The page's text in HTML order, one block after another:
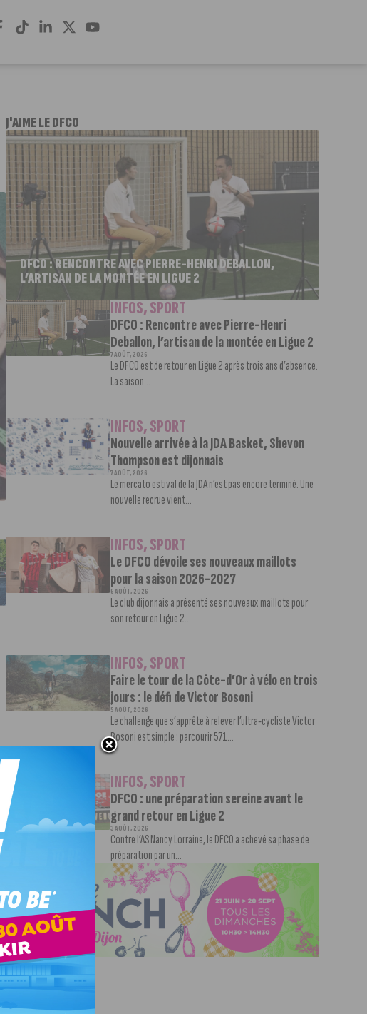
J'AIME LE DFCO
DFCO : RENCONTRE AVEC PIERRE-HENRI DEBALLON,
L’ARTISAN DE LA MONTÉE EN LIGUE 2
INFOS,SPORT
DFCO : Rencontre avec Pierre-Henri
Deballon, l’artisan de la montée en Ligue 2
7 AOÛT, 2026
Le DFCO est de retour en Ligue 2 après trois ans d’absence.
La saison...
INFOS,SPORT
Nouvelle arrivée à la JDA Basket, Shevon
Thompson est dijonnais
7 AOÛT, 2026
Le mercato estival de la JDA n’est pas encore terminé. Une
nouvelle recrue vient...
INFOS,SPORT
Le DFCO dévoile ses nouveaux maillots
pour la saison 2026-2027
6 AOÛT, 2026
Le club dijonnais a présenté ses nouveaux maillots pour
son retour en Ligue 2....
INFOS,SPORT
Faire le tour de la Côte-d’Or à vélo en trois
jours : le défi de Victor Bosoni
5 AOÛT, 2026
Le challenge que s’apprête à relever l’ultra-cycliste Victor
Bosoni est simple : parcourir 571...
INFOS,SPORT
DFCO : une préparation sereine avant le
grand retour en Ligue 2
3 AOÛT, 2026
Contre l’AS Nancy Lorraine, le DFCO a achevé sa phase de
préparation par un...